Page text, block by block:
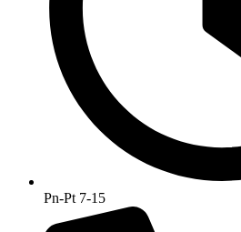
Pn-Pt 7-15